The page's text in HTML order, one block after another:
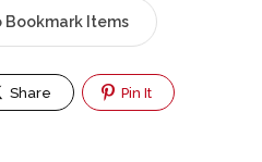
Bookmark Items
Share Pin It